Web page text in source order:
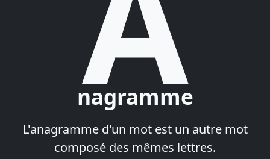
nagramme
L'anagramme d'un mot est un autre mot
composé des mêmes lettres.